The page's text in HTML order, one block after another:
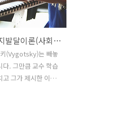
비고츠키의 인지발달이론(사회적 구성주의)
(Vygotsky)는 빼놓
다. 그만큼 교수 학습
고 그가 제시한 이론